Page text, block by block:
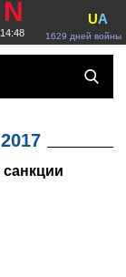
N
1629 дней войны
UA